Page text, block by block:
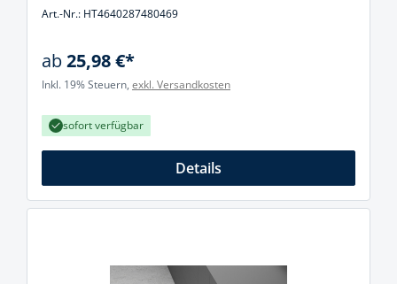
Art.-Nr.: HT4640287480469
ab25,98 €*
Inkl. 19% Steuern, exkl. Versandkosten
sofort verfügbar
Details